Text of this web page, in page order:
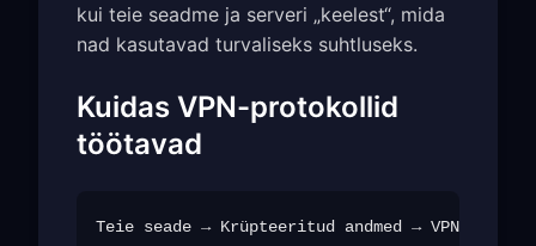
kui teie seadme ja serveri „keelest“, mida
nad kasutavad turvaliseks suhtluseks.
Kuidas VPN-protokollid
töötavad
Teie seade → Krüpteeritud andmed → VPN-